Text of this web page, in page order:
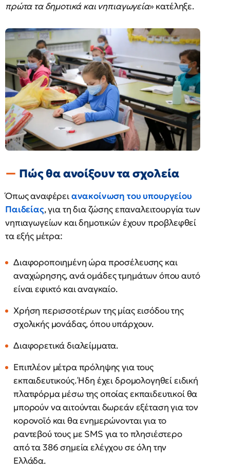
πρώτα τα δημοτικά και νηπιαγωγεία» κατέληξε.
Πώς θα ανοίξουν τα σχολεία
Όπως αναφέρειανακοίνωση του υπουργείου
Παιδείας, για τη δια ζώσης επαναλειτουργία των
νηπιαγωγείων και δημοτικών έχουν προβλεφθεί
τα εξής μέτρα:
Διαφοροποιημένη ώρα προσέλευσης και
αναχώρησης, ανά ομάδες τμημάτων όπου αυτό
είναι εφικτό και αναγκαίο.
Χρήση περισσοτέρων της μίας εισόδου της
σχολικής μονάδας, όπου υπάρχουν.
Διαφορετικά διαλείμματα.
Επιπλέον μέτρα πρόληψης για τους
εκπαιδευτικούς. Ήδη έχει δρομολογηθεί ειδική
πλατφόρμα μέσω της οποίας εκπαιδευτικοί θα
μπορούν να αιτούνται δωρεάν εξέταση για τον
κορονοϊό και θα ενημερώνονται για το
ραντεβού τους με SMS για το πλησιέστερο
από τα 386 σημεία ελέγχου σε όλη την
Ελλάδα.